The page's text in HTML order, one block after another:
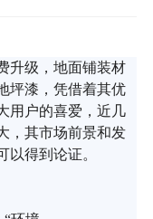
升级，地面铺装材
坪漆，凭借着其优
用户的喜爱，近几
，其市场前景和发
以得到论证。